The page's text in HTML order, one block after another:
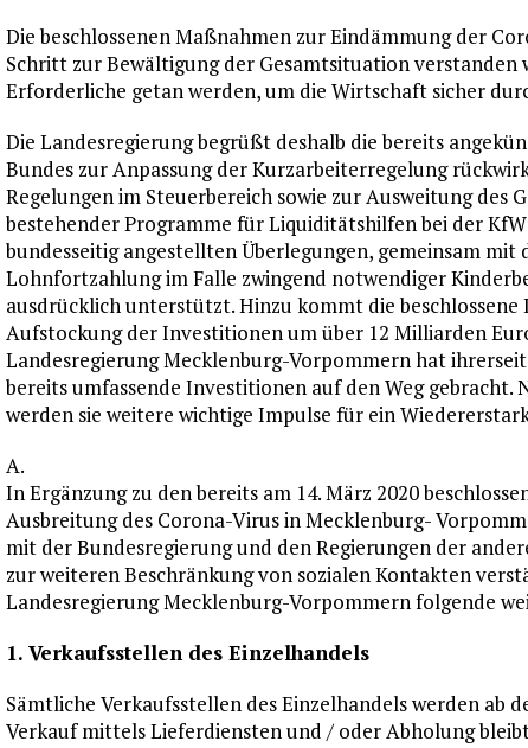
Die beschlossenen Maßnahmen zur Eindämmung der
Schritt zur Bewältigung der Gesamtsituation verstanden
Erforderliche getan werden, um die Wirtschaft sicher
Die Landesregierung begrüßt deshalb die bereits
Bundes zur Anpassung der Kurzarbeiterregelung
Regelungen im Steuerbereich sowie zur Ausweitung des
bestehender Programme für Liquiditätshilfen bei der
bundesseitig angestellten Überlegungen, gemeinsam
Lohnfortzahlung im Falle zwingend notwendiger
ausdrücklich unterstützt. Hinzu kommt die beschlossene
Aufstockung der Investitionen um über 12 Milliarden
Landesregierung Mecklenburg-Vorpommern hat
bereits umfassende Investitionen auf den Weg
werden sie weitere wichtige Impulse für ein
A.
In Ergänzung zu den bereits am 14. März 2020
Ausbreitung des Corona-Virus in Mecklenburg-
mit der Bundesregierung und den Regierungen der
zur weiteren Beschränkung von sozialen Kontakten
Landesregierung Mecklenburg-Vorpommern folgende
1. Verkaufsstellen des Einzelhandels
Sämtliche Verkaufsstellen des Einzelhandels werden ab
Verkauf mittels Lieferdiensten und / oder Abholung